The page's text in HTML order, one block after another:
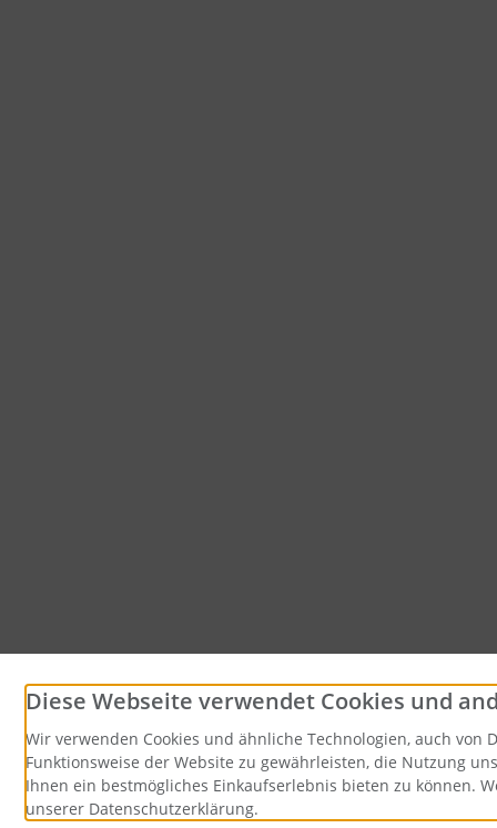
Diese Webseite verwendet Cookies und
Wir verwenden Cookies und ähnliche Technologien, auch
Funktionsweise der Website zu gewährleisten, die Nutzung
Ihnen ein bestmögliches Einkaufserlebnis bieten zu können.
unserer Datenschutzerklärung.